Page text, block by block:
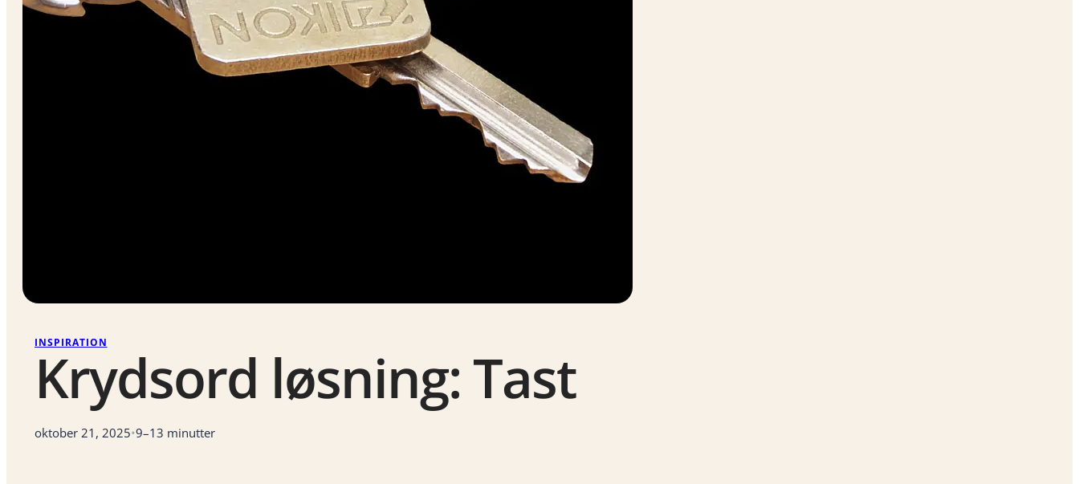
INSPIRATION
Krydsord løsning: Tast
oktober 21, 2025•9–13 minutter